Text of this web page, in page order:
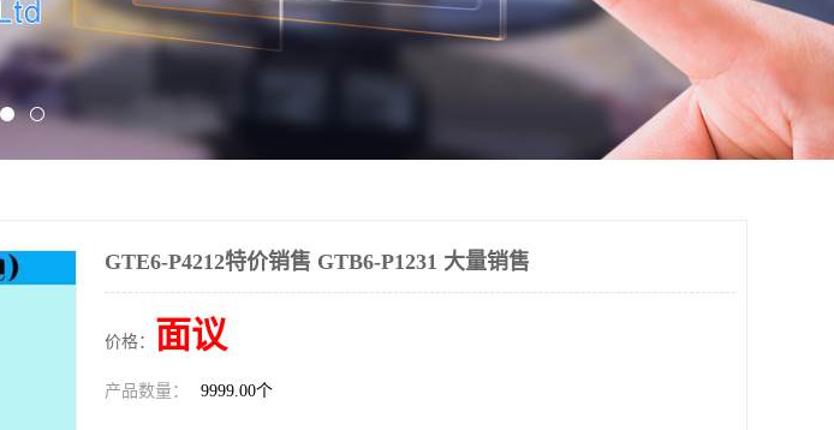
GTE6-P4212特价销售 GTB6-P1231 大量销售
价格： 面议
产品数量： 9999.00个